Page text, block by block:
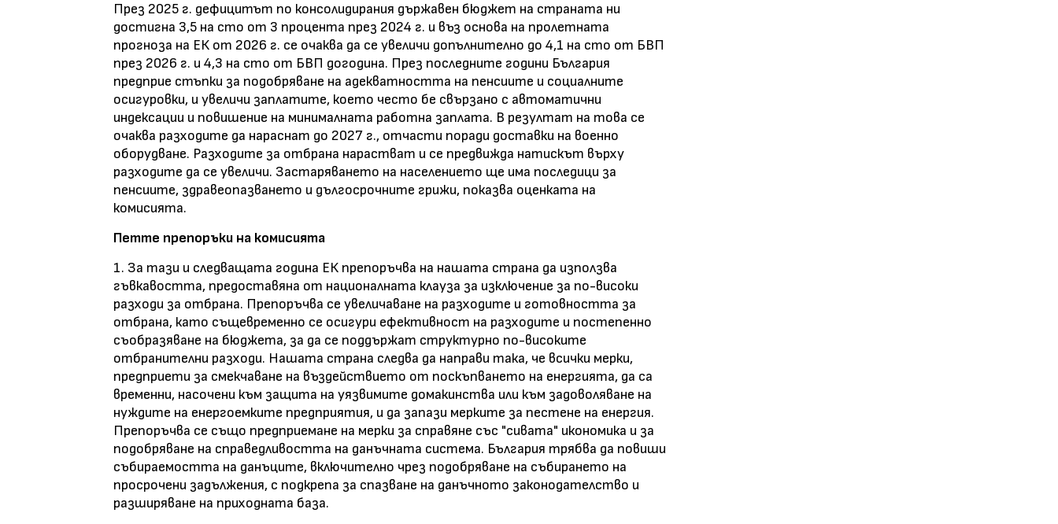
През 2025 г. дефицитът по консолидирания държавен бюджет на страната ни
достигна 3,5 на сто от 3 процента през 2024 г. и въз основа на пролетната
прогноза на ЕК от 2026 г. се очаква да се увеличи допълнително до 4,1 на сто от БВП
през 2026 г. и 4,3 на сто от БВП догодина. През последните години България
предприе стъпки за подобряване на адекватността на пенсиите и социалните
осигуровки, и увеличи заплатите, което често бе свързано с автоматични
индексации и повишение на минималната работна заплата. В резултат на това се
очаква разходите да нараснат до 2027 г., отчасти поради доставки на военно
оборудване. Разходите за отбрана нарастват и се предвижда натискът върху
разходите да се увеличи. Застаряването на населението ще има последици за
пенсиите, здравеопазването и дългосрочните грижи, показва оценката на
комисията.
Петте препоръки на комисията
1. За тази и следващата година ЕК препоръчва на нашата страна да използва
гъвкавостта, предоставяна от националната клауза за изключение за по-високи
разходи за отбрана. Препоръчва се увеличаване на разходите и готовността за
отбрана, като същевременно се осигури ефективност на разходите и постепенно
съобразяване на бюджета, за да се поддържат структурно по-високите
отбранителни разходи. Нашата страна следва да направи така, че всички мерки,
предприети за смекчаване на въздействието от поскъпването на енергията, да са
временни, насочени към защита на уязвимите домакинства или към задоволяване на
нуждите на енергоемките предприятия, и да запази мерките за пестене на енергия.
Препоръчва се също предприемане на мерки за справяне със "сивата" икономика и за
подобряване на справедливостта на данъчната система. България трябва да повиши
събираемостта на данъците, включително чрез подобряване на събирането на
просрочени задължения, с подкрепа за спазване на данъчното законодателство и
разширяване на приходната база.